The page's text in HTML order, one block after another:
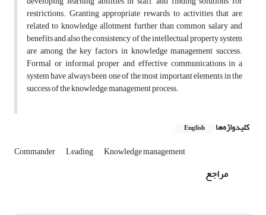
restrictions. Granting appropriate rewards to activities that are
related to knowledge allotment further than common salary and
benefits and also the consistency of the intellectual property system
are among the key factors in knowledge management success.
Formal or informal proper and effective communications in a
system have always been one of the most important elements in the
success of the knowledge management process.
کلیدواژه‌ها English
Commander Leading Knowledge management
مراجع